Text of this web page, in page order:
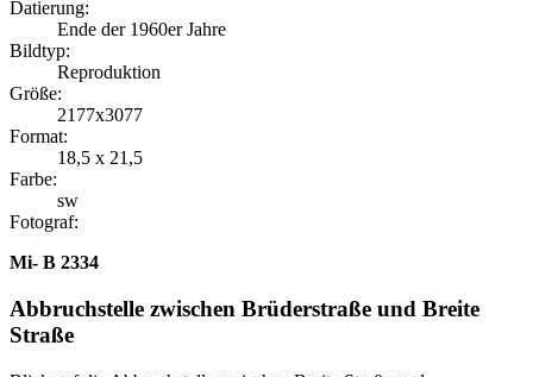
Datierung:
Ende der 1960er Jahre
Bildtyp:
Reproduktion
Größe:
2177x3077
Format:
18,5 x 21,5
Farbe:
sw
Fotograf:
Mi- B 2334
Abbruchstelle zwischen Brüderstraße und Breite
Straße